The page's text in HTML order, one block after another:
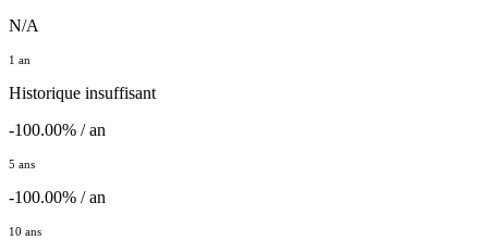
N/A
1 an
Historique insuffisant
-100.00% / an
5 ans
-100.00% / an
10 ans